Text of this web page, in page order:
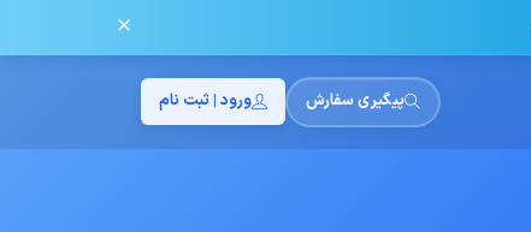
✕
پیگیری سفارش ورود | ثبت نام